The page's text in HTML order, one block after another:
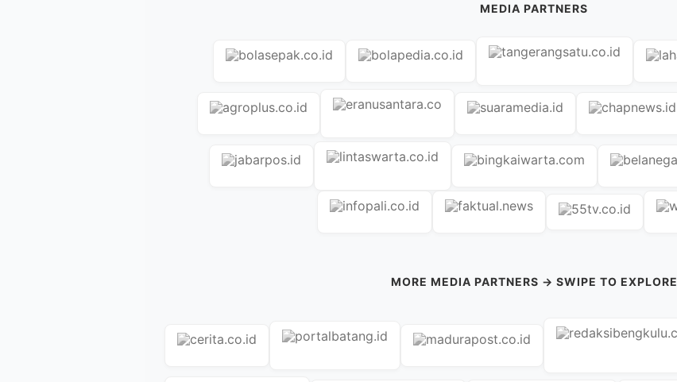
MEDIA PARTNERS
MORE MEDIA PARTNERS → SWIPE TO EXPLORE